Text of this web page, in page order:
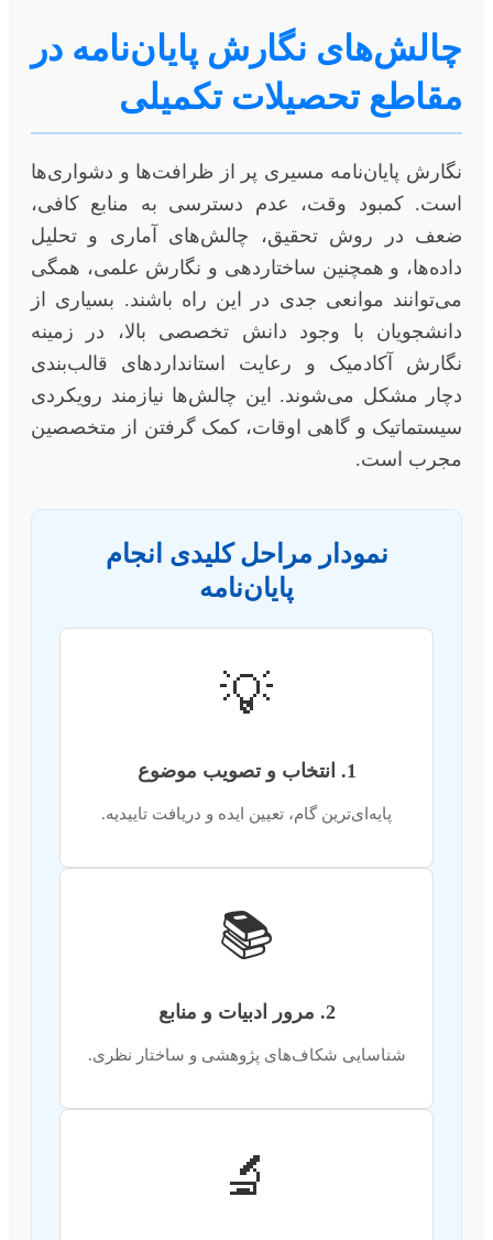
چالش‌های نگارش پایان‌نامه در
مقاطع تحصیلات تکمیلی
نگارش پایان‌نامه مسیری پر از ظرافت‌ها و دشواری‌ها
است. کمبود وقت، عدم دسترسی به منابع کافی،
ضعف در روش تحقیق، چالش‌های آماری و تحلیل
داده‌ها، و همچنین ساختاردهی و نگارش علمی، همگی
می‌توانند موانعی جدی در این راه باشند. بسیاری از
دانشجویان با وجود دانش تخصصی بالا، در زمینه
نگارش آکادمیک و رعایت استانداردهای قالب‌بندی
دچار مشکل می‌شوند. این چالش‌ها نیازمند رویکردی
سیستماتیک و گاهی اوقات، کمک گرفتن از متخصصین
مجرب است.
نمودار مراحل کلیدی انجام
پایان‌نامه
💡
1. انتخاب و تصویب موضوع
پایه‌ای‌ترین گام، تعیین ایده و دریافت تاییدیه.
📚
2. مرور ادبیات و منابع
شناسایی شکاف‌های پژوهشی و ساختار نظری.
🔬